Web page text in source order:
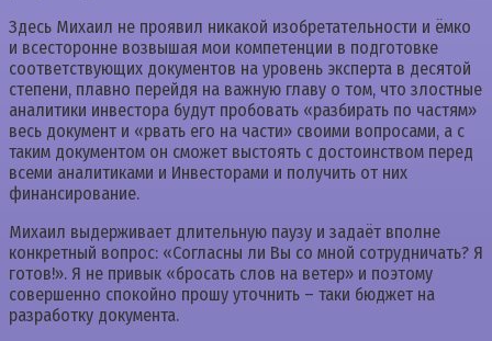
Здесь Михаил не проявил никакой изобретательности и ёмко
и всесторонне возвышая мои компетенции в подготовке
соответствующих документов на уровень эксперта в десятой
степени, плавно перейдя на важную главу о том, что злостные
аналитики инвестора будут пробовать «разбирать по частям»
весь документ и «рвать его на части» своими вопросами, а с
таким документом он сможет выстоять с достоинством перед
всеми аналитиками и Инвесторами и получить от них
финансирование.
Михаил выдерживает длительную паузу и задаёт вполне
конкретный вопрос: «Согласны ли Вы со мной сотрудничать? Я
готов!». Я не привык «бросать слов на ветер» и поэтому
совершенно спокойно прошу уточнить – таки бюджет на
разработку документа.